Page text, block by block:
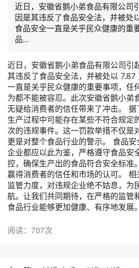
近日，安徽省鹅小弟食品有限公司
因是其违反了食品安全法，并被处
食品安全一直是关乎民众健康的重
品...
近日，安徽省鹅小弟食品有限公司引
其违反了食品安全法，并被处以
一直是关乎民众健康的重要事项，任
为都不能被容忍。此次安徽省鹅小弟
无疑给消费者的信任带来了冲击。
生产过程中可能存在某些不符合规定
次的违规事件。这一罚款举措不仅是
更是对整个食品行业的警示。 食品
企业都应以此为鉴，严格遵守食品安
控，确保生产出的食品符合安全标准
赢得消费者的信任和市场的认可。
监管力度，对违规企业绝不姑息，为
航。让我们共同期待，在严格的监管
食品行业能够更加健康、有序地发展。
阅读：707次